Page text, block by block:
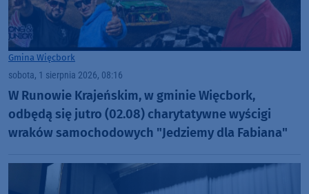
Gmina Więcbork
sobota, 1 sierpnia 2026, 08:16
W Runowie Krajeńskim, w gminie Więcbork,
odbędą się jutro (02.08) charytatywne wyścigi
wraków samochodowych "Jedziemy dla Fabiana"